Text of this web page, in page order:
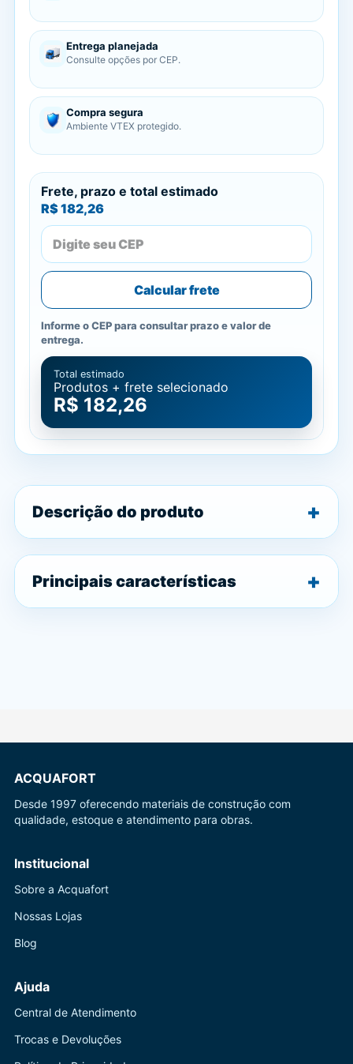
Entrega planejada
Consulte opções por CEP.
Compra segura
Ambiente VTEX protegido.
Frete, prazo e total estimado
R$ 182,26
Calcular frete
Informe o CEP para consultar prazo e valor de
entrega.
Total estimado
Produtos + frete selecionado
R$ 182,26
Descrição do produto
Principais características
ACQUAFORT
Desde 1997 oferecendo materiais de construção com
qualidade, estoque e atendimento para obras.
Institucional
Sobre a Acquafort
Nossas Lojas
Blog
Ajuda
Central de Atendimento
Trocas e Devoluções